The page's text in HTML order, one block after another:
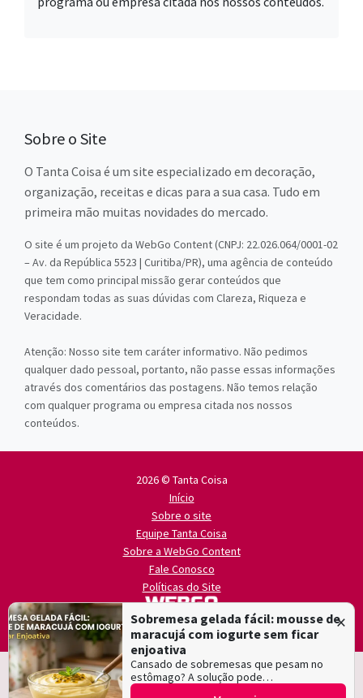
Sobremesa gelada fácil: mousse de
maracujá com iogurte sem ficar
enjoativa
Cansado de sobremesas que pesam no
estômago? A solução pode…
×
Sobre o Site
O Tanta Coisa é um site especializado em decoração,
organização, receitas e dicas para a sua casa. Tudo em
primeira mão muitas novidades do mercado.
O site é um projeto da WebGo Content (CNPJ: 22.026.064/0001-02
– Av. da República 5523 | Curitiba/PR), uma agência de conteúdo
que tem como principal missão gerar conteúdos que
respondam todas as suas dúvidas com Clareza, Riqueza e
Veracidade.
Atenção: Nosso site tem caráter informativo. Não pedimos
qualquer dado pessoal, portanto, não passe essas informações
através dos comentários das postagens. Não temos relação
com qualquer programa ou empresa citada nos nossos
conteúdos.
2026 © Tanta Coisa
Início
Sobre o site
Equipe Tanta Coisa
Sobre a WebGo Content
Fale Conosco
Políticas do Site
Nós e nossos parceiros utilizamos cookies de acordo com as nossas
Política de Privacidade